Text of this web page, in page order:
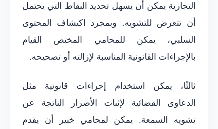
التجارية يمكن أن يسهل تحديد النقاط التي يحتمل
أن تتعرض للتشويه. وبمجرد اكتشاف المحتوى
السلبي، يمكن للمحامي المختص القيام
بالإجراءات القانونية المناسبة لإزالته أو تصحيحه.
ثالثًا، يمكن استخدام إجراءات قانونية مثل
الدعاوى القضائية لإثبات الأضرار الناتجة عن
تشويه السمعة. يمكن لمحامي خبير أن يقدم